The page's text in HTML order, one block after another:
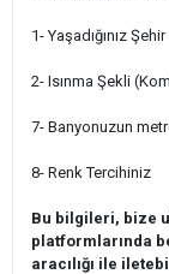
1- Yaşadığınız Şehir
2- Isınma Şekli
7- Banyonuzun
8- Renk Tercihiniz
Bu bilgileri, bize
platformlarında
aracılığı ile